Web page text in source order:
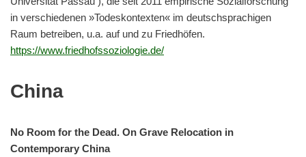
in verschiedenen »To­des­kon­tex­ten« im deutschsprachigen
Raum betreiben, u.a. auf und zu Friedhöfen.
https://www.friedhofssoziologie.de/
China
No Room for the Dead. On Grave Relocation in
Contemporary China